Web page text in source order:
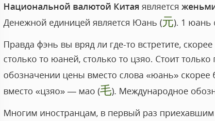
Национальной валютой Китая является
Денежной единицей является Юань (元). 1 юань
Правда фэнь вы вряд ли где-то встретите,
столько то юаней, столько то цзяо. Стоит
обозначении цены вместо слова «юань» скорее
вместо «цзяо» — мао (毛). Международное
Многим иностранцам, в первый раз